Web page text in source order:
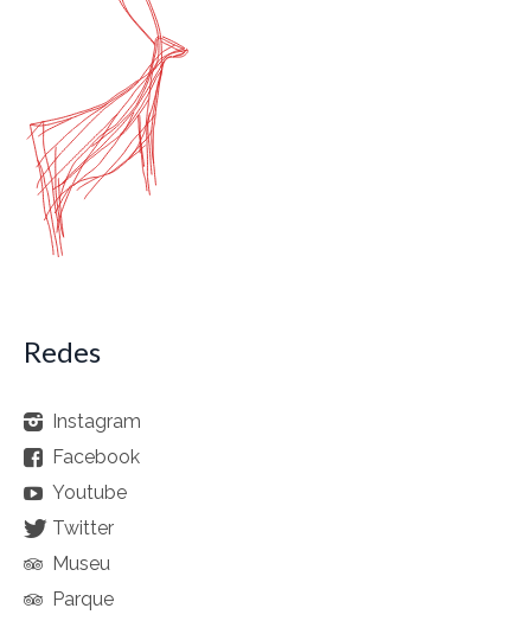
Redes
Instagram
Facebook
Youtube
Twitter
Museu
Parque